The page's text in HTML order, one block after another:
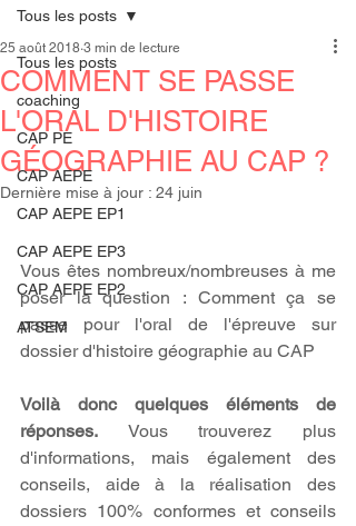
Tous les posts
coaching
CAP PE
CAP AEPE
CAP AEPE EP1
CAP AEPE EP3
CAP AEPE EP2
ATSEM
Tous les posts
COMMENT SE PASSE
L'ORAL D'HISTOIRE
GÉOGRAPHIE AU CAP ?
25 août 2018 3 min de lecture
Dernière mise à jour : 24 juin
Vous êtes nombreux/nombreuses à me
poser la question : Comment ça se
passe pour l'oral de l'épreuve sur
dossier d'histoire géographie au CAP
Voilà donc quelques éléments de
réponses. Vous trouverez plus
d'informations, mais également des
conseils, aide à la réalisation des
dossiers 100% conformes et conseils